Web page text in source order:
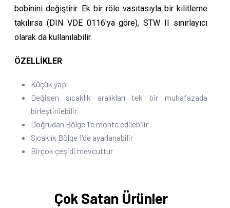
bobinini değiştirir. Ek bir röle vasıtasıyla bir kilitleme
takılırsa (DIN VDE 0116'ya göre), STW II sınırlayıcı
olarak da kullanılabilir.
ÖZELLİKLER
Küçük yapı
Değişen sıcaklık aralıkları tek bir muhafazada
birleştirilebilir
Doğrudan Bölge 1'e monte edilebilir
Sıcaklık Bölge 1'de ayarlanabilir
Birçok çeşidi mevcuttur
Çok Satan Ürünler